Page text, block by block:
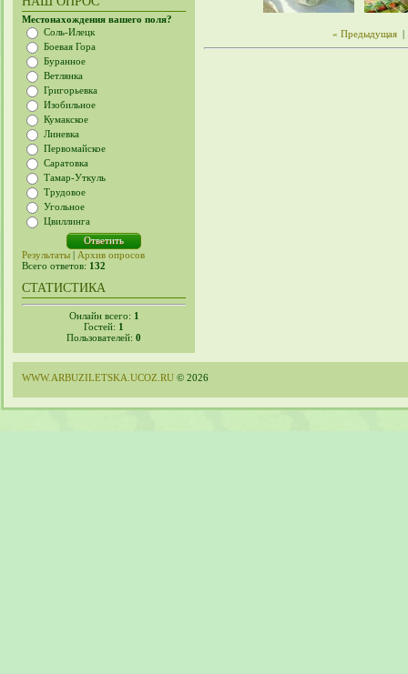
Местонахождения вашего поля?
Соль-Илецк
Боевая Гора
Буранное
Ветлянка
Григорьевка
Изобильное
Кумакское
Линевка
Первомайское
Саратовка
Тамар-Уткуль
Трудовое
Угольное
Цвиллинга
Результаты | Архив опросов
Всего ответов: 132
СТАТИСТИКА
Онлайн всего: 1
Гостей: 1
Пользователей: 0
« Предыдущая |
WWW.ARBUZILETSKA.UCOZ.RU © 2026